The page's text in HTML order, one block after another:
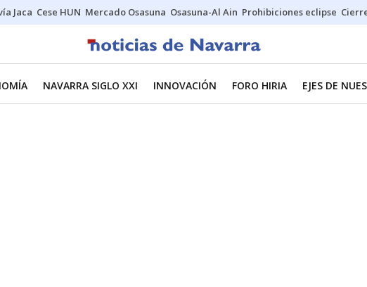
Jaca Cese HUN Mercado Osasuna Osasuna-Al Ain Prohibiciones eclipse
NAVARRA SIGLO XXI INNOVACIÓN FORO HIRIA EJES DE